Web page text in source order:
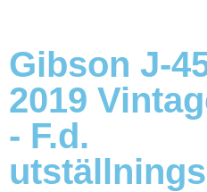
Gibson J-
2019
- F.d.